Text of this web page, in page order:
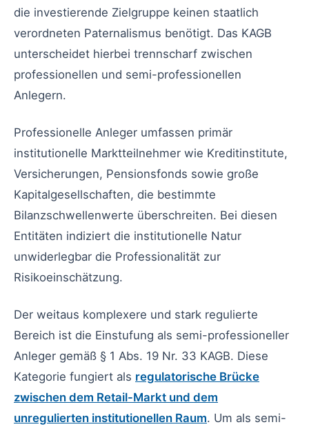
die investierende Zielgruppe keinen staatlich
verordneten Paternalismus benötigt. Das KAGB
unterscheidet hierbei trennscharf zwischen
professionellen und semi-professionellen
Anlegern.
Professionelle Anleger umfassen primär
institutionelle Marktteilnehmer wie Kreditinstitute,
Versicherungen, Pensionsfonds sowie große
Kapitalgesellschaften, die bestimmte
Bilanzschwellenwerte überschreiten. Bei diesen
Entitäten indiziert die institutionelle Natur
unwiderlegbar die Professionalität zur
Risikoeinschätzung.
Der weitaus komplexere und stark regulierte
Bereich ist die Einstufung als semi-professioneller
Anleger gemäß § 1 Abs. 19 Nr. 33 KAGB. Diese
Kategorie fungiert als regulatorische Brücke
zwischen dem Retail-Markt und dem
unregulierten institutionellen Raum. Um als semi-